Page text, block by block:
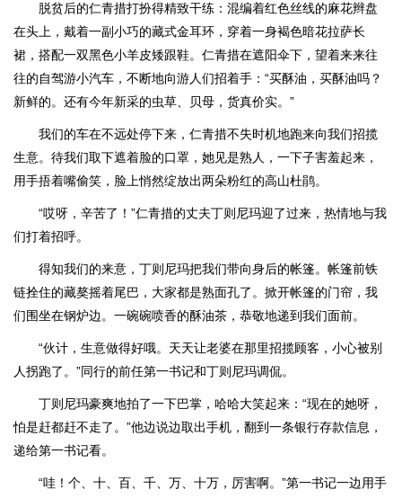
脱贫后的仁青措打扮得精致干练：混编着红色丝线的麻花辫盘
在头上，戴着一副小巧的藏式金耳环，穿着一身褐色暗花拉萨长
裙，搭配一双黑色小羊皮矮跟鞋。仁青措在遮阳伞下，望着来来往
往的自驾游小汽车，不断地向游人们招着手：“买酥油，买酥油吗？
新鲜的。还有今年新采的虫草、贝母，货真价实。”
我们的车在不远处停下来，仁青措不失时机地跑来向我们招揽
生意。待我们取下遮着脸的口罩，她见是熟人，一下子害羞起来，
用手捂着嘴偷笑，脸上悄然绽放出两朵粉红的高山杜鹃。
“哎呀，辛苦了！”仁青措的丈夫丁则尼玛迎了过来，热情地与我
们打着招呼。
得知我们的来意，丁则尼玛把我们带向身后的帐篷。帐篷前铁
链拴住的藏獒摇着尾巴，大家都是熟面孔了。掀开帐篷的门帘，我
们围坐在钢炉边。一碗碗喷香的酥油茶，恭敬地递到我们面前。
“伙计，生意做得好哦。天天让老婆在那里招揽顾客，小心被别
人拐跑了。”同行的前任第一书记和丁则尼玛调侃。
丁则尼玛豪爽地拍了一下巴掌，哈哈大笑起来：“现在的她呀，
怕是赶都赶不走了。”他边说边取出手机，翻到一条银行存款信息，
递给第一书记看。
“哇！个、十、百、千、万、十万，厉害啊。”第一书记一边用手